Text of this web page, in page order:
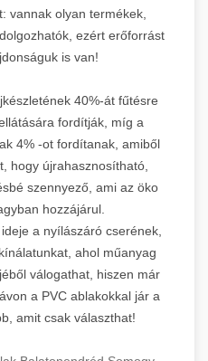
vannak olyan termékek,
ezért erőforrást
is van!
40%-át fűtésre
fordítják, míg a
4% -ot fordítanak, amiből
hogy újrahasznosítható,
szennyező, ami az öko
hozzájárul.
a nyílászáró cserének,
ahol műanyag
válogathat, hiszen már
a PVC ablakokkal jár a
amit csak választhat!